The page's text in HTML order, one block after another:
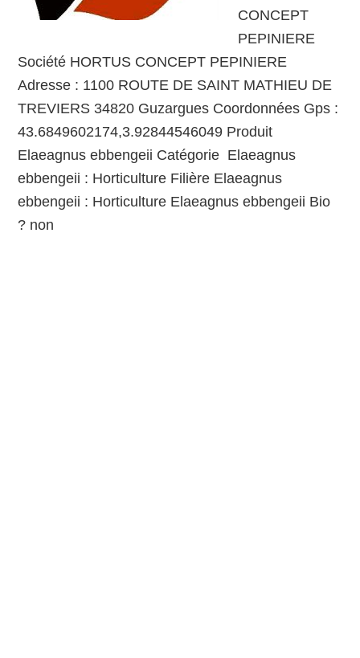
CONCEPT
PEPINIERE
Société HORTUS CONCEPT PEPINIERE
Adresse : 1100 ROUTE DE SAINT MATHIEU DE
TREVIERS 34820 Guzargues Coordonnées Gps :
43.6849602174,3.92844546049 Produit
Elaeagnus ebbengeii Catégorie Elaeagnus
ebbengeii : Horticulture Filière Elaeagnus
ebbengeii : Horticulture Elaeagnus ebbengeii Bio
? non